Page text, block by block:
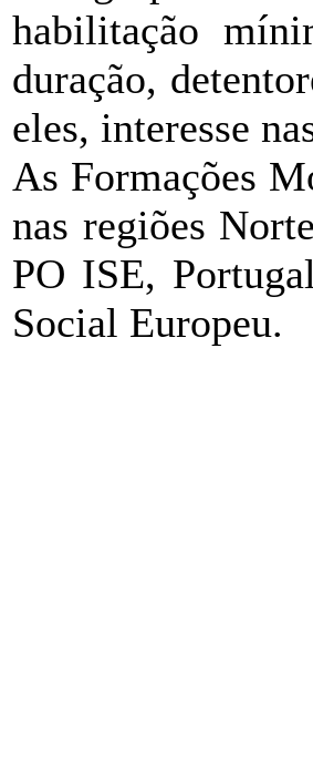
habilitação
duração,
eles, interesse
As Formações
nas regiões
PO ISE,
Social Europeu.